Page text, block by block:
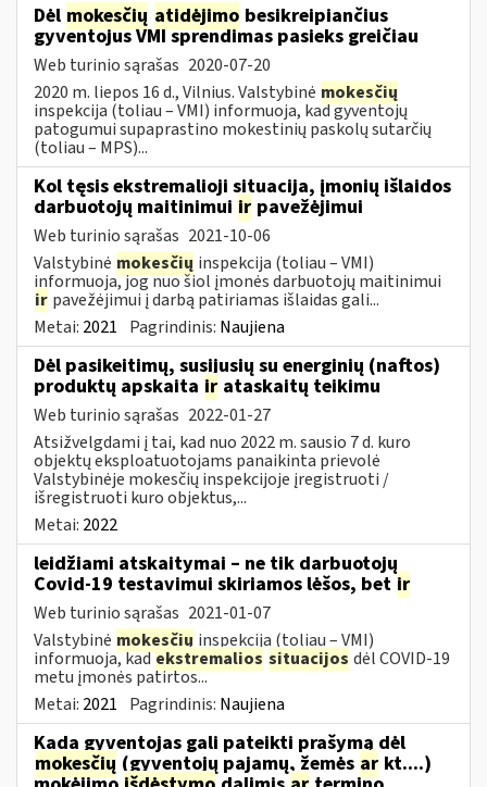
Dėl mokesčių atidėjimo besikreipiančius
gyventojus VMI sprendimas pasieks greičiau
Web turinio sąrašas 2020-07-20
2020 m. liepos 16 d., Vilnius. Valstybinė mokesčių
inspekcija (toliau – VMI) informuoja, kad gyventojų
patogumui supaprastino mokestinių paskolų sutarčių
(toliau – MPS)...
Kol tęsis ekstremalioji situacija, įmonių išlaidos
darbuotojų maitinimui ir pavežėjimui
Web turinio sąrašas 2021-10-06
Valstybinė mokesčių inspekcija (toliau – VMI)
informuoja, jog nuo šiol įmonės darbuotojų maitinimui
ir pavežėjimui į darbą patiriamas išlaidas gali...
Metai: 2021 Pagrindinis: Naujiena
Dėl pasikeitimų, susijusių su energinių (naftos)
produktų apskaita ir ataskaitų teikimu
Web turinio sąrašas 2022-01-27
Atsižvelgdami į tai, kad nuo 2022 m. sausio 7 d. kuro
objektų eksploatuotojams panaikinta prievolė
Valstybinėje mokesčių inspekcijoje įregistruoti /
išregistruoti kuro objektus,...
Metai: 2022
leidžiami atskaitymai – ne tik darbuotojų
Covid-19 testavimui skiriamos lėšos, bet ir
Web turinio sąrašas 2021-01-07
Valstybinė mokesčių inspekcija (toliau – VMI)
informuoja, kadekstremalios situacijos dėl COVID-19
metu įmonės patirtos...
Metai: 2021 Pagrindinis: Naujiena
Kada gyventojas gali pateikti prašymą dėl
mokesčių (gyventojų pajamų, žemės ar kt....)